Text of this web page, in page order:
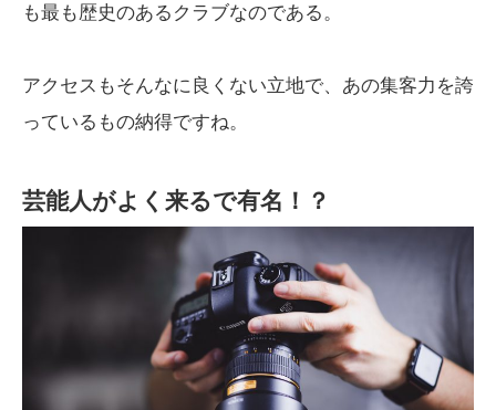
も最も歴史のあるクラブなのである。
アクセスもそんなに良くない立地で、あの集客力を誇
っているもの納得ですね。
芸能人がよく来るで有名！？